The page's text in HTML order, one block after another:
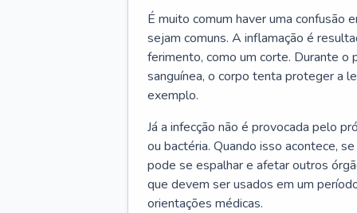
É muito comum haver uma confusão
sejam comuns. A inflamação é
ferimento, como um corte. Durante o
sanguínea, o corpo tenta proteger a
exemplo.
Já a infecção não é provocada pelo
ou bactéria. Quando isso acontece,
pode se espalhar e afetar outros
que devem ser usados em um
orientações médicas.